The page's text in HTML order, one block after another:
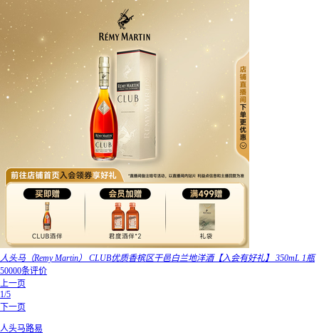
人头马（Remy Martin） CLUB优质香槟区干邑白兰地洋酒【入会有好礼】 350mL 1瓶
50000条评价
上一页
1/5
下一页
人头马路易